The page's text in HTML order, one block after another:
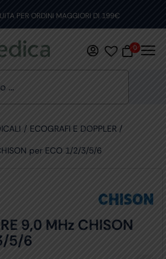
PER ORDINI MAGGIORI DI 199€
0
ECOGRAFI E DOPPLER
per ECO 1/2/3/5/6
9,0 MHz CHISON
5/6